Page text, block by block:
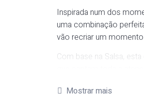
Inspirada num dos
uma combinação
vão recriar um
Com base na Salsa,
Mostrar mais